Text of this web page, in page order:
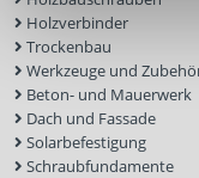
Holzverbinder
Trockenbau
Werkzeuge und
Beton- und Mauerwerk
Dach und Fassade
Solarbefestigung
Schraubfundamente